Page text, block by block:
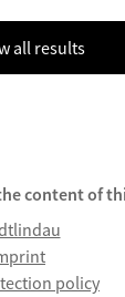
all results
content of
policy